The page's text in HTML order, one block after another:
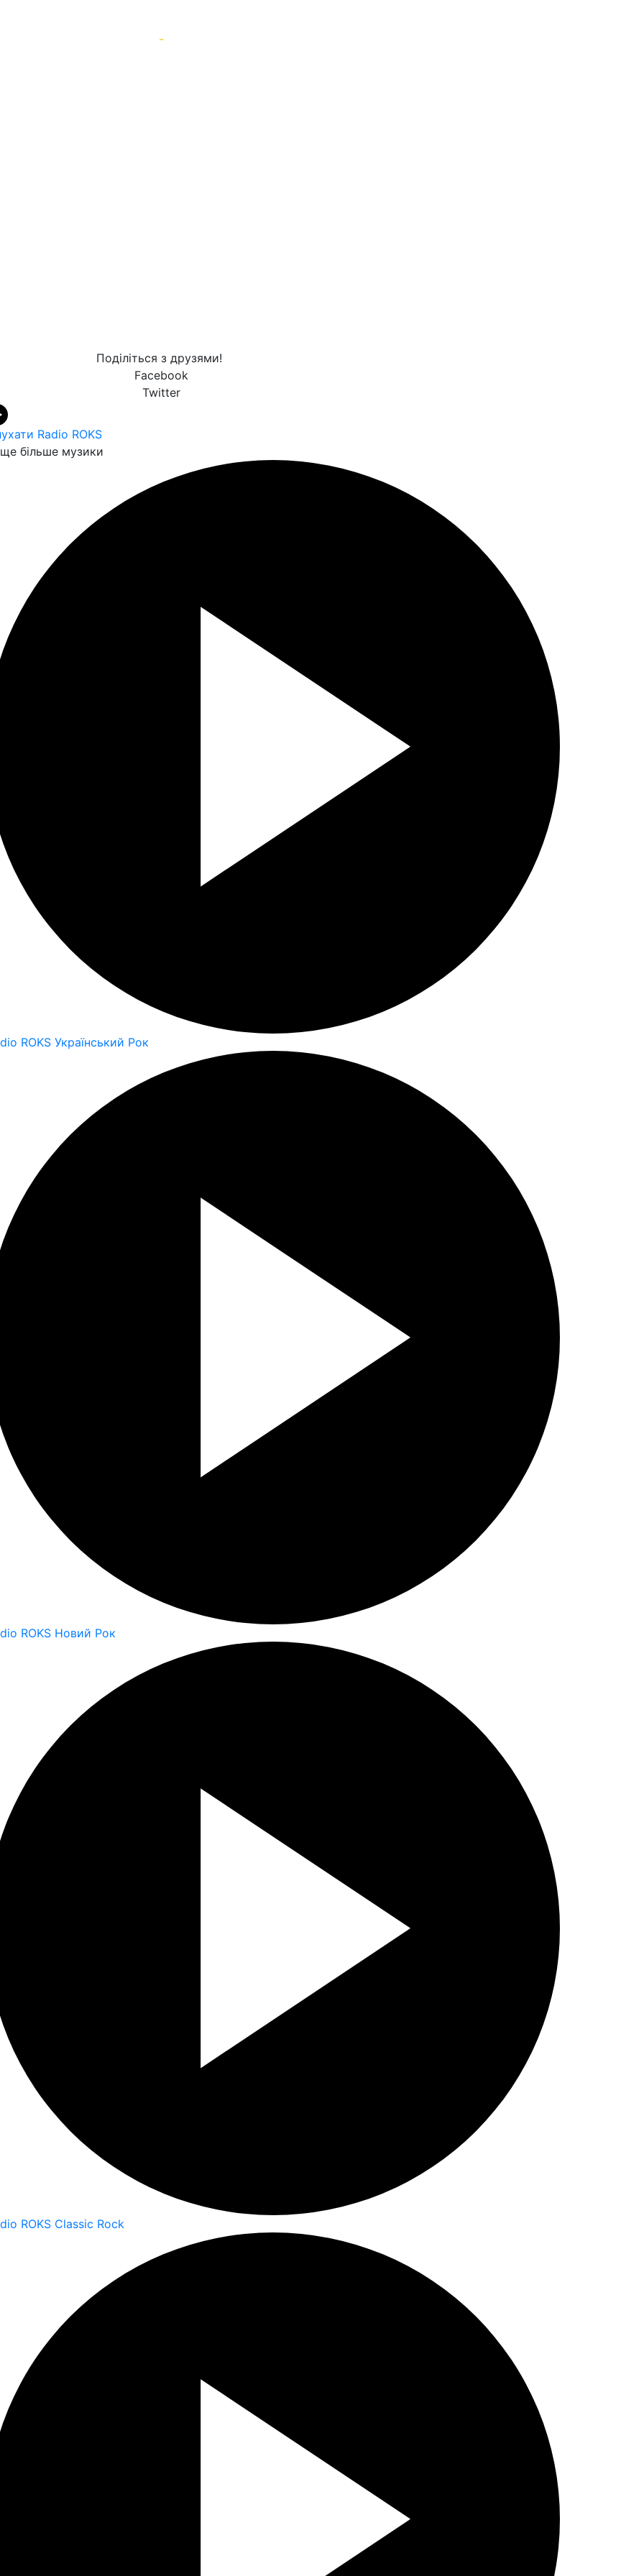
-
Поділіться з друзями!
Facebook
Twitter
Radio ROKS
більше музики
ROKS Український Рок
ROKS Новий Рок
ROKS Classic Rock